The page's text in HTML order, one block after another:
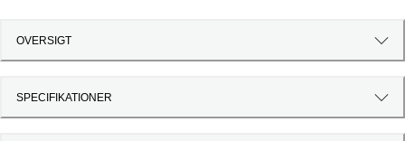
OVERSIGT
SPECIFIKATIONER